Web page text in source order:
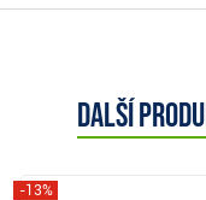
Další
-13%